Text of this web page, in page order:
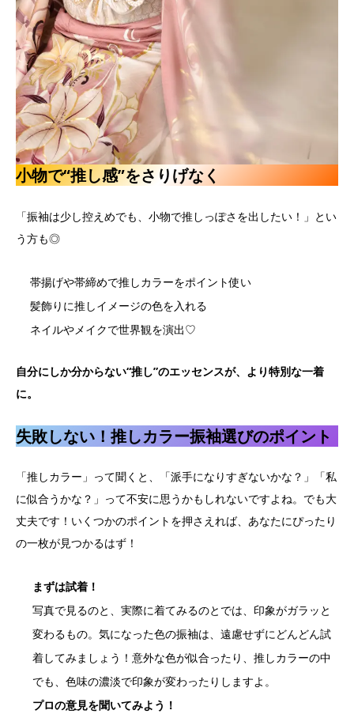
小物で“推し感”をさりげなく
「振袖は少し控えめでも、小物で推しっぽさを出したい！」とい
う方も◎
帯揚げや帯締めで推しカラーをポイント使い
髪飾りに推しイメージの色を入れる
ネイルやメイクで世界観を演出♡
自分にしか分からない“推し”のエッセンスが、より特別な一着
に。
失敗しない！推しカラー振袖選びのポイント
「推しカラー」って聞くと、「派手になりすぎないかな？」「私
に似合うかな？」って不安に思うかもしれないですよね。でも大
丈夫です！いくつかのポイントを押さえれば、あなたにぴったり
の一枚が見つかるはず！
まずは試着！
写真で見るのと、実際に着てみるのとでは、印象がガラッと
変わるもの。気になった色の振袖は、遠慮せずにどんどん試
着してみましょう！意外な色が似合ったり、推しカラーの中
でも、色味の濃淡で印象が変わったりしますよ。
プロの意見を聞いてみよう！